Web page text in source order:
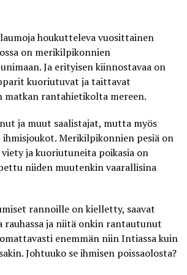
houkutteleva vuosittainen
on merikilpikonnien
Ja erityisen kiinnostavaa on
kuoriutuvat ja taittavat
matkan rantahietikolta mereen.
ja muut saalistajat, mutta myös
Merikilpikonnien pesiä on
ja kuoriutuneita poikasia on
niiden muutenkin vaarallisina
rannoille on kielletty, saavat
ja niitä onkin rantautunut
enemmän niin Intiassa kuin
Johtuuko se ihmisen poissaolosta?